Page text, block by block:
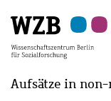
Hauptinhalt
springen
Navigation
springen
Suche
springen
springen
Fußzeile
springen
Menü
Aufsätze in